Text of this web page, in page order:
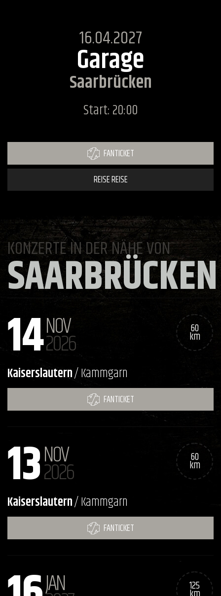
16.04.2027
Garage
Saarbrücken
Start: 20:00
FANTICKET
REISE REISE
KONZERTE IN DER NÄHE VON
SAARBRÜCKEN
14NOV
2026 60
km
Kaiserslautern/ Kammgarn
FANTICKET
13NOV
2026 60
km
Kaiserslautern/ Kammgarn
FANTICKET
JAN 125